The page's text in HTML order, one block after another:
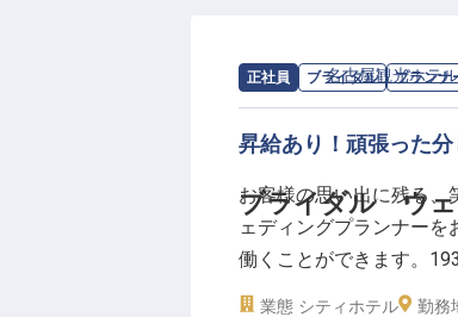
対応が、お客様にとっ
ーー【未経験から成長で
問いません。充実した研
るでしょう。
月8～9日の休日や年間
得支援など、長く安心し
正社員 ブライダル プランナ
ブライダル ウェ
求人情報：名古屋観光ホテル
昇給あり！頑張った
お客様の思い出に残る、
ェディングプランナー
働くことができます。
して国内外の賓客をお迎
業態 シティホテル 勤務